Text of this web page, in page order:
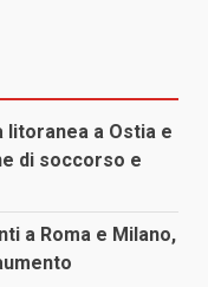
litoranea a Ostia e
di soccorso e
a Roma e Milano,